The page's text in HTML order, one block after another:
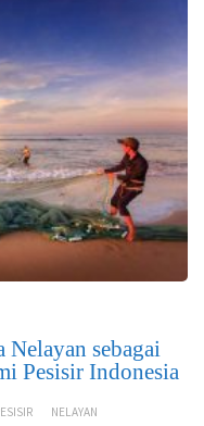
Nelayan sebagai
Pesisir Indonesia
NELAYAN